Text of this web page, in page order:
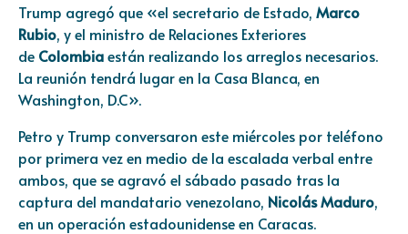
Trump agregó que «el secretario de Estado, Marco
Rubio, y el ministro de Relaciones Exteriores
de Colombiaestán realizando los arreglos necesarios.
La reunión tendrá lugar en la Casa Blanca, en
Washington, D.C».
Petro y Trump conversaron este miércoles por teléfono
por primera vez en medio de la escalada verbal entre
ambos, que se agravó el sábado pasado tras la
captura del mandatario venezolano, Nicolás Maduro,
en un operación estadounidense en Caracas.